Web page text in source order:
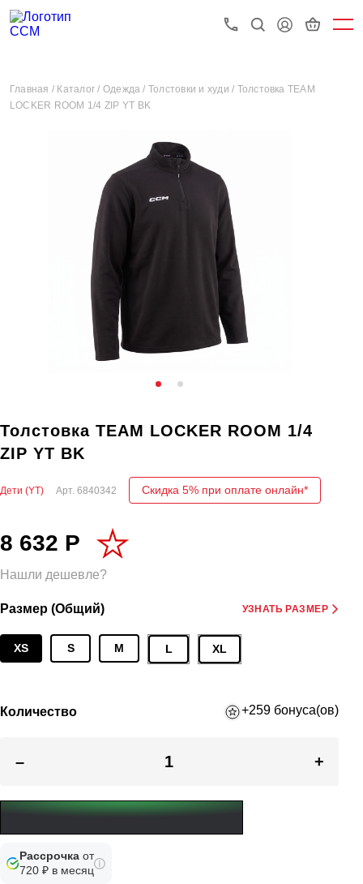
Главная / Каталог / Одежда / Толстовки и худи / Толстовка TEAM
LOCKER ROOM 1/4 ZIP YT BK
Толстовка TEAM LOCKER ROOM 1/4
ZIP YT BK
Дети (YT) Арт. 6840342 Скидка 5% при оплате онлайн*
8 632 Р
Нашли дешевле?
Размер (Общий) УЗНАТЬ РАЗМЕР
XS S M L XL
Количество +259 бонуса(ов)
– +
Рассрочка от
720 ₽ в месяц